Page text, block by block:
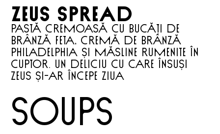
Zeus Spread
Pastă cremoasă cu bucăți de
brânză feta, cremă de brânză
Philadelphia și măsline rumenite în
cuptor. Un deliciu cu care însuși
Zeus și-ar începe ziua
Soups